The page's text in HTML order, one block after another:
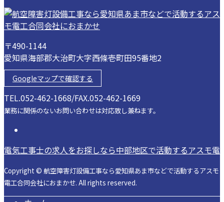
〒490-1144
愛知県海部郡大治町大字西條壱町田95番地2
Googleマップで確認する
TEL.052-462-1668/FAX.052-462-1669
業務に関係のないお問い合わせは対応致し兼ねます。
電気工事士の求人をお探しなら中部地区で活動するアスモ
Copyright © 航空障害灯設備工事なら愛知県あま市などで活動するアスモ
電工合同会社におまかせ. All rights reserved.